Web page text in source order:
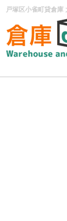
戸塚区小雀町貸倉